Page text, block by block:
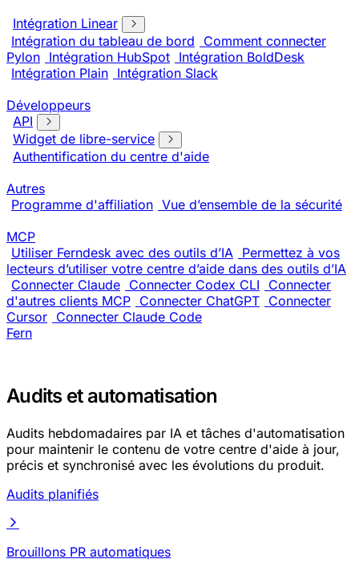
Intégration Linear
Intégration du tableau de bord
Comment connecter
Pylon Intégration HubSpot Intégration BoldDesk
Intégration Plain Intégration Slack
Développeurs
API
Widget de libre-service
Authentification du centre d'aide
Autres
Programme d'affiliation Vue d’ensemble de la sécurité
MCP
Utiliser Ferndesk avec des outils d’IA Permettez à vos
lecteurs d’utiliser votre centre d’aide dans des outils d’IA
Connecter Claude Connecter Codex CLI
Connecter
d'autres clients MCP Connecter ChatGPT Connecter
Cursor Connecter Claude Code
Fern
Audits et automatisation
Audits hebdomadaires par IA et tâches d'automatisation
pour maintenir le contenu de votre centre d'aide à jour,
précis et synchronisé avec les évolutions du produit.
Audits planifiés
Brouillons PR automatiques